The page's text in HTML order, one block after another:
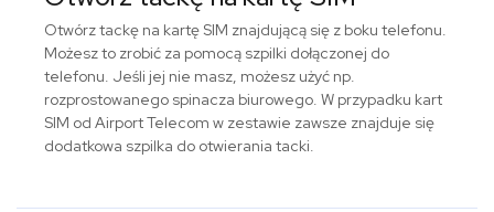
Otwórz tackę na kartę SIM znajdującą się z boku telefonu.
Możesz to zrobić za pomocą szpilki dołączonej do
telefonu. Jeśli jej nie masz, możesz użyć np.
rozprostowanego spinacza biurowego. W przypadku kart
SIM od Airport Telecom w zestawie zawsze znajduje się
dodatkowa szpilka do otwierania tacki.